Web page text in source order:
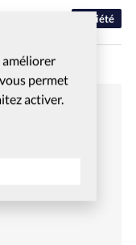
améliorer
permet
activer.
Société